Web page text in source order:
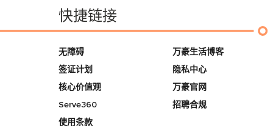
快捷链接
无障碍
签证计划
核心价值观
Serve360
使用条款
万豪生活博客
隐私中心
万豪官网
招聘合规